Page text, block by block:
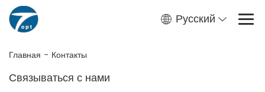
Русский
Главная - Контакты
Связываться с нами